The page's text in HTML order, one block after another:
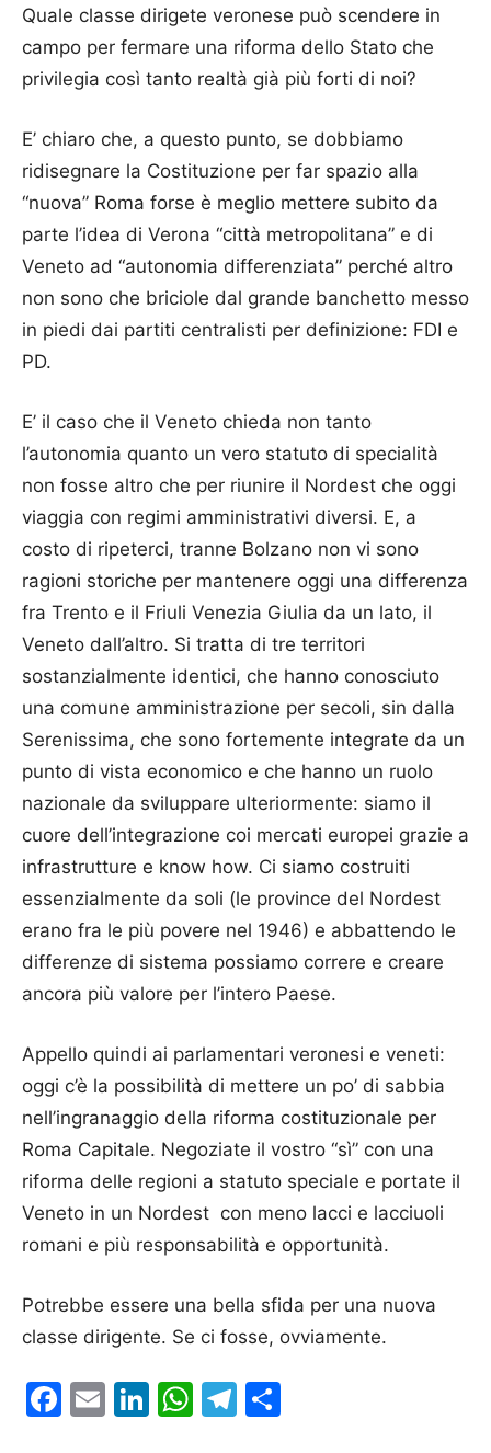
Quale classe dirigete veronese può scendere in
campo per fermare una riforma dello Stato che
privilegia così tanto realtà già più forti di noi?
E’ chiaro che, a questo punto, se dobbiamo
ridisegnare la Costituzione per far spazio alla
“nuova” Roma forse è meglio mettere subito da
parte l’idea di Verona “città metropolitana” e di
Veneto ad “autonomia differenziata” perché altro
non sono che briciole dal grande banchetto messo
in piedi dai partiti centralisti per definizione: FDI e
PD.
E’ il caso che il Veneto chieda non tanto
l’autonomia quanto un vero statuto di specialità
non fosse altro che per riunire il Nordest che oggi
viaggia con regimi amministrativi diversi. E, a
costo di ripeterci, tranne Bolzano non vi sono
ragioni storiche per mantenere oggi una differenza
fra Trento e il Friuli Venezia Giulia da un lato, il
Veneto dall’altro. Si tratta di tre territori
sostanzialmente identici, che hanno conosciuto
una comune amministrazione per secoli, sin dalla
Serenissima, che sono fortemente integrate da un
punto di vista economico e che hanno un ruolo
nazionale da sviluppare ulteriormente: siamo il
cuore dell’integrazione coi mercati europei grazie a
infrastrutture e know how. Ci siamo costruiti
essenzialmente da soli (le province del Nordest
erano fra le più povere nel 1946) e abbattendo le
differenze di sistema possiamo correre e creare
ancora più valore per l’intero Paese.
Appello quindi ai parlamentari veronesi e veneti:
oggi c’è la possibilità di mettere un po’ di sabbia
nell’ingranaggio della riforma costituzionale per
Roma Capitale. Negoziate il vostro “sì” con una
riforma delle regioni a statuto speciale e portate il
Veneto in un Nordest con meno lacci e lacciuoli
romani e più responsabilità e opportunità.
Potrebbe essere una bella sfida per una nuova
classe dirigente. Se ci fosse, ovviamente.
Facebook
EmailLinkedIn
WhatsApp
Telegram